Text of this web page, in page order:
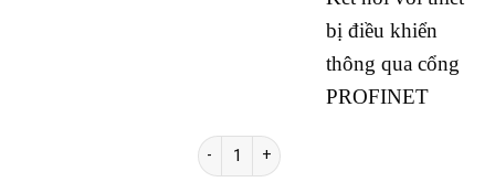
bị điều khiển
thông qua cổng
PROFINET
Leine Linde FSI 900 Sersies Encoder số